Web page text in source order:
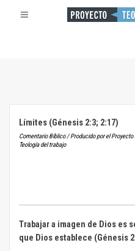
Límites (Génesis 2:3; 2:17)
Comentario Bíblico / Producido por el Proyecto
Teología del trabajo
Trabajar a imagen de Dios es
que Dios establece (Génesis